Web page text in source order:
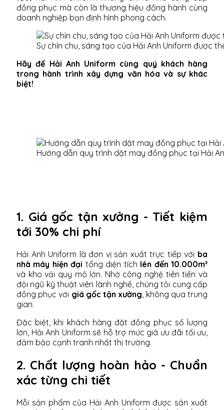
đồng phục mà còn là thương hiệu đồng hành cùng
doanh nghiệp bạn định hình phong cách.
Sự chỉn chu, sáng tạo của Hải Anh Uniform được
Hãy để Hải Anh Uniform cùng quý khách hàng
trong hành trình xây dựng văn hóa và sự khác
biệt!
Hướng dẫn quy trình dặt may đồng phục tại Hải
1. Giá gốc tận xưởng - Tiết kiệm
tới 30% chi phí
Hải Anh Uniform là đơn vị sản xuất trực tiếp với ba
nhà máy hiện đại tổng diện tích lên đến 10.000m²
và kho vải quy mô lớn. Nhờ công nghệ tiên tiến và
đội ngũ kỹ thuật viên lành nghề, chúng tôi cung cấp
đồng phục với giá gốc tận xưởng, không qua trung
gian.
Đặc biệt, khi khách hàng đặt đồng phục số lượng
lớn, Hải Anh Uniform sẽ hỗ trợ mức giá ưu đãi tối ưu,
đảm bảo cạnh tranh nhất thị trường.
2. Chất lượng hoàn hảo - Chuẩn
xác từng chi tiết
Mỗi sản phẩm của Hải Anh Uniform được sản xuất